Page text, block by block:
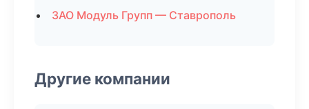
ЗАО Модуль Групп — Ставрополь
Другие компании